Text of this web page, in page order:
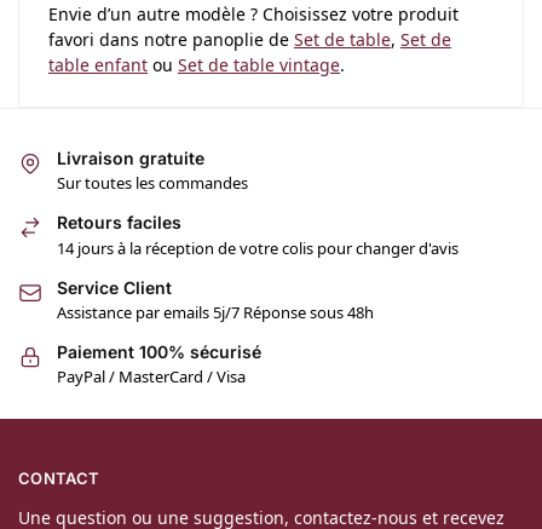
Envie d’un autre modèle ? Choisissez votre produit
favori dans notre panoplie de Set de table, Set de
table enfant ou Set de table vintage.
Livraison gratuite
Sur toutes les commandes
Retours faciles
14 jours à la réception de votre colis pour changer d'avis
Service Client
Assistance par emails 5j/7 Réponse sous 48h
Paiement 100% sécurisé
PayPal / MasterCard / Visa
CONTACT
Une question ou une suggestion, contactez-nous et recevez